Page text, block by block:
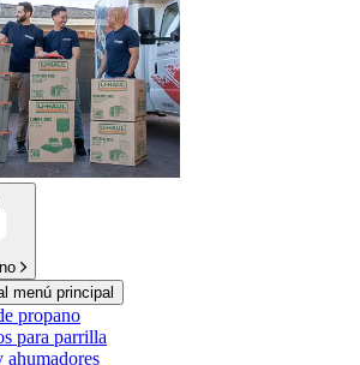
menú principal
propano
para parrilla
ahumadores